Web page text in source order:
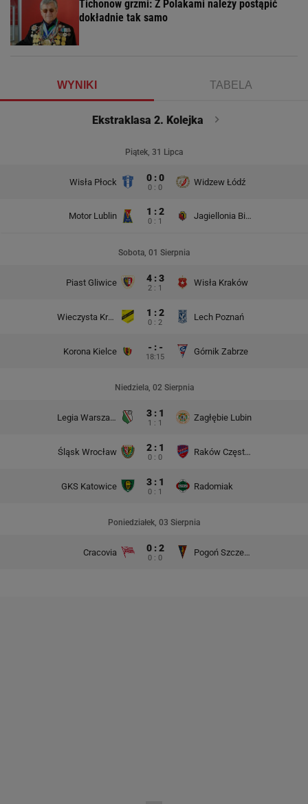
Tichonow grzmi: Z Polakami należy postąpić
dokładnie tak samo
WYNIKI TABELA
Ekstraklasa 2. Kolejka
Piątek, 31 Lipca
Wisła Płock 0 : 0
0 : 0
Widzew Łódź
Motor Lublin 1 : 2
0 : 1
Jagiellonia Białystok
Sobota, 01 Sierpnia
Piast Gliwice 4 : 3
2 : 1
Wisła Kraków
Wieczysta Kraków 1 : 2
0 : 2
Lech Poznań
Korona Kielce - : -
18:15
Górnik Zabrze
Niedziela, 02 Sierpnia
Legia Warszawa 3 : 1
1 : 1
Zagłębie Lubin
Śląsk Wrocław 2 : 1
0 : 0
Raków Częstochowa
GKS Katowice 3 : 1
0 : 1
Radomiak
Poniedziałek, 03 Sierpnia
Cracovia 0 : 2
0 : 0
Pogoń Szczecin